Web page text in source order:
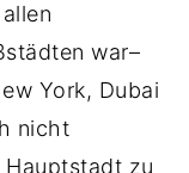
war–
York, Dubai
nicht
zu